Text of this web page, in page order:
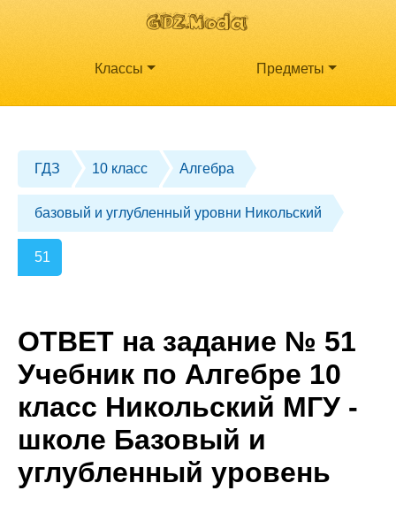
Классы Предметы
ГДЗ 10 класс Алгебра
базовый и углубленный уровни Никольский
51
ОТВЕТ на задание № 51
Учебник по Алгебре 10
класс Никольский МГУ -
школе Базовый и
углубленный уровень